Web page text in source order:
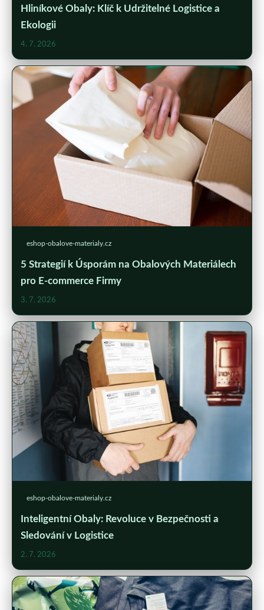
Hliníkové Obaly: Klíč k Udržitelné Logistice a
Ekologii
4. 7. 2026
eshop-obalove-materialy.cz
5 Strategií k Úsporám na Obalových Materiálech
pro E-commerce Firmy
3. 7. 2026
eshop-obalove-materialy.cz
Inteligentní Obaly: Revoluce v Bezpečnosti a
Sledování v Logistice
2. 7. 2026